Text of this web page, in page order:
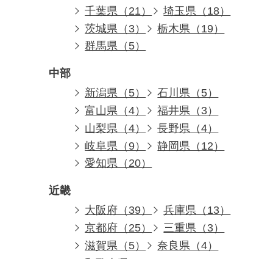
千葉県（21）
埼玉県（18）
茨城県（3）
栃木県（19）
群馬県（5）
中部
新潟県（5）
石川県（5）
富山県（4）
福井県（3）
山梨県（4）
長野県（4）
岐阜県（9）
静岡県（12）
愛知県（20）
近畿
大阪府（39）
兵庫県（13）
京都府（25）
三重県（3）
滋賀県（5）
奈良県（4）